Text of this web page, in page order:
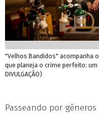
"Velhos Bandidos" acompanha
que planeja o crime perfeito:
DIVULGAÇÃO)
Passeando por